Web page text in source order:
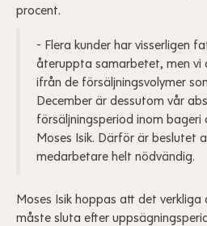
procent.
- Flera kunder har visserligen
återuppta samarbetet, men
ifrån de försäljningsvolymer
December är dessutom vår
försäljningsperiod inom bageri
Moses Isik. Därför är beslutet
medarbetare helt nödvändig.
Moses Isik hoppas att det
måste sluta efter